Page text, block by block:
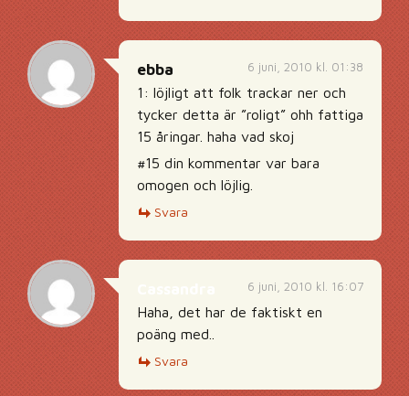
6 juni, 2010 kl. 01:38
ebba
1: löjligt att folk trackar ner och
tycker detta är ”roligt” ohh fattiga
15 åringar. haha vad skoj
#15 din kommentar var bara
omogen och löjlig.
Svara
6 juni, 2010 kl. 16:07
Haha, det har de faktiskt en
poäng med..
Svara